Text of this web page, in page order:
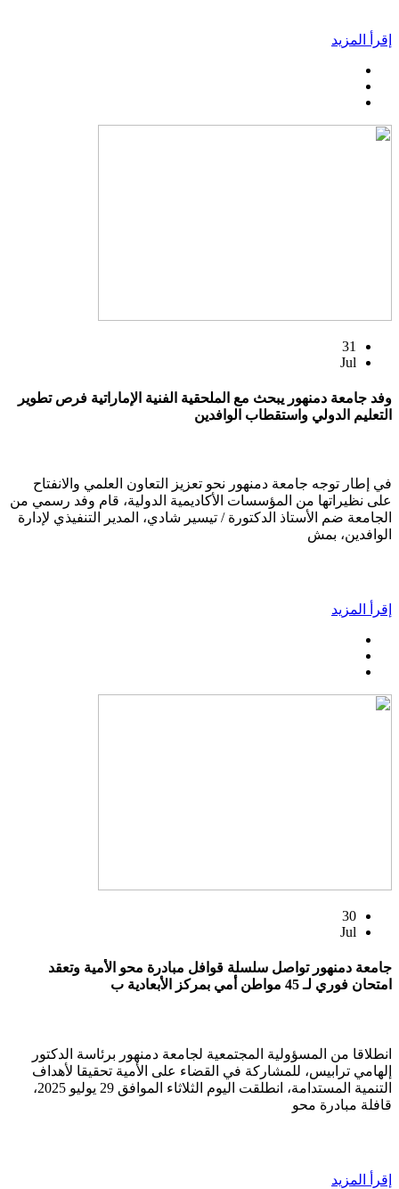
إقرأ المزيد
31
Jul
وفد جامعة دمنهور يبحث مع الملحقية الفنية الإماراتية فرص تطوير
التعليم الدولي واستقطاب الوافدين
في إطار توجه جامعة دمنهور نحو تعزيز التعاون العلمي والانفتاح
على نظيراتها من المؤسسات الأكاديمية الدولية، قام وفد رسمي من
الجامعة ضم الأستاذ الدكتورة / تيسير شادي، المدير التنفيذي لإدارة
الوافدين، بمش
إقرأ المزيد
30
Jul
جامعة دمنهور تواصل سلسلة قوافل مبادرة محو الأمية وتعقد
امتحان فوري لـ 45 مواطن أمي بمركز الأبعادية ب
انطلاقا من المسؤولية المجتمعية لجامعة دمنهور برئاسة الدكتور
إلهامي ترابيس، للمشاركة في القضاء على الأمية تحقيقا لأهداف
التنمية المستدامة، انطلقت اليوم الثلاثاء الموافق 29 يوليو 2025،
قافلة مبادرة محو
إقرأ المزيد